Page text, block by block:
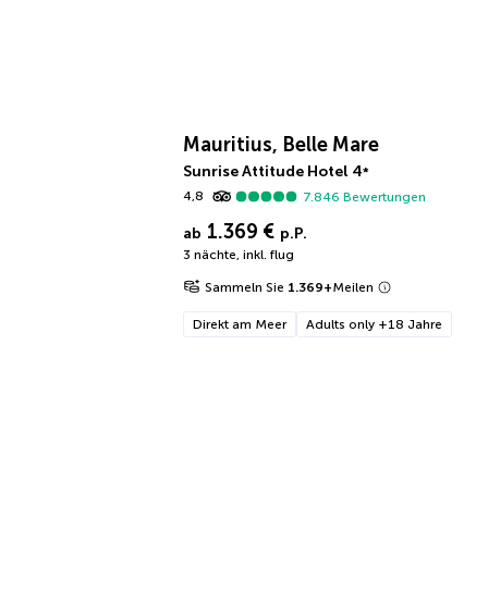
Mauritius, Belle Mare
Sunrise Attitude Hotel 4*
4,8
7.846 Bewertungen
ab 1.369 € p.P.
3 nächte, inkl. flug
Sammeln Sie 1.369+Meilen
Direkt am Meer Adults only +18 Jahre